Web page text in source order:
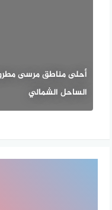
أحلى مناطق مرسى
الساحل الشمالي